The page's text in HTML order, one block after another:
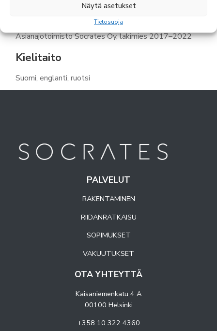
Näytä asetukset
Tietosuoja
Asianajotoimisto Socrates Oy, osakas 2026–
Asianajotoimisto Socrates Oy, asianajaja 2022-2026
Asianajotoimisto Socrates Oy, lakimies 2017–2022
Kielitaito
Suomi, englanti, ruotsi
PALVELUT
RAKENTAMINEN
RIIDANRATKAISU
SOPIMUKSET
VAKUUTUKSET
OTA YHTEYTTÄ
Kaisaniemenkatu 4 A
00100 Helsinki
+358 10 322 4360